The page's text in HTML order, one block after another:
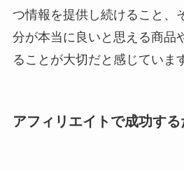
つ情報を提供し続けること、
分が本当に良いと思える商品
ることが大切だと感じていま
アフィリエイトで成功す